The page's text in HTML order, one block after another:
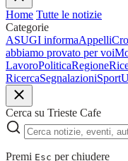
Home Tutte le notizie
Categorie
ASUGI informaAppelli
abbiamo provato per voi
LavoroPoliticaRegione
RicercaSegnalazioniSport
Cerca su Trieste Cafe
Premi Esc per chiudere